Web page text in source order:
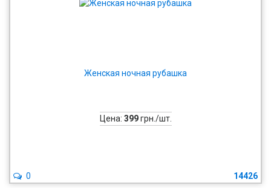
Женская ночная рубашка
Цена: 399грн./шт.
14426
0